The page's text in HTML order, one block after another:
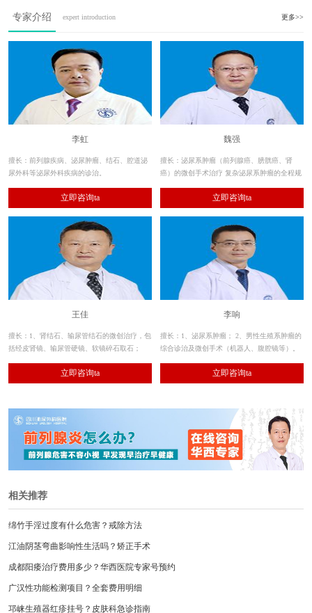
专家介绍 expert introduction 更多>>
李虹
擅长：前列腺疾病、泌尿肿瘤、结石、腔道泌
尿外科等泌尿外科疾病的诊治。
立即咨询ta
魏强
擅长：泌尿系肿瘤（前列腺癌、膀胱癌、肾
癌）的微创手术治疗 复杂泌尿系肿瘤的全程规
等的激光及经尿道微创手术治疗）
立即咨询ta
王佳
擅长：1、肾结石、输尿管结石的微创治疗，包
括经皮肾镜、输尿管硬镜、软镜碎石取石；
立即咨询ta
李响
擅长：1、泌尿系肿瘤； 2、男性生殖系肿瘤的
综合诊治及微创手术（机器人、腹腔镜等）。
立即咨询ta
相关推荐
绵竹手淫过度有什么危害？戒除方法
江油阴茎弯曲影响性生活吗？矫正手术
成都阳痿治疗费用多少？华西医院专家号预约
广汉性功能检测项目？全套费用明细
邛崃生殖器红疹挂号？皮肤科急诊指南